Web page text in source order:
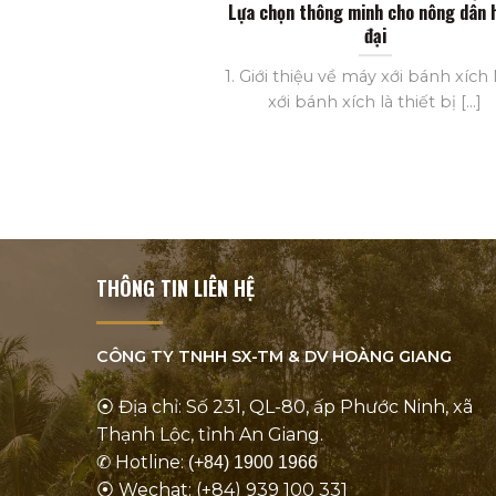
Lựa chọn thông minh cho nông dân
đại
1. Giới thiệu về máy xới bánh xích
xới bánh xích là thiết bị [...]
THÔNG TIN LIÊN HỆ
CÔNG TY TNHH SX-TM & DVHOÀNG GIANG
⦿ Địa chỉ: Số 231, QL-80, ấp Phước Ninh, xã
Thạnh Lộc, tỉnh An Giang.
✆ Hotline:(+84) 1900 1966
⦿ Wechat: (+84) 939 100 331